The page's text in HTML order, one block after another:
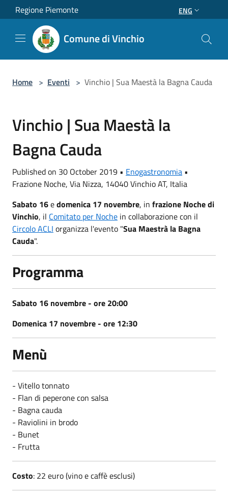
Salta al contenuto principale
Regione Piemonte ENG
Comune di Vinchio
Home > Eventi > Vinchio | Sua Maestà la Bagna Cauda
Vinchio | Sua Maestà la
Bagna Cauda
Published on 30 October 2019 • Enogastronomia •
Frazione Noche, Via Nizza, 14040 Vinchio AT, Italia
Sabato 16edomenica 17 novembre, in frazione Noche di
Vinchio, il Comitato per Noche in collaborazione con il
Circolo ACLI organizza l'evento "Sua Maestrà la Bagna
Cauda".
Programma
Sabato 16 novembre - ore 20:00
Domenica 17 novembre - ore 12:30
Menù
- Vitello tonnato
- Flan di peperone con salsa
- Bagna cauda
- Raviolini in brodo
- Bunet
- Frutta
Costo: 22 euro (vino e caffè esclusi)